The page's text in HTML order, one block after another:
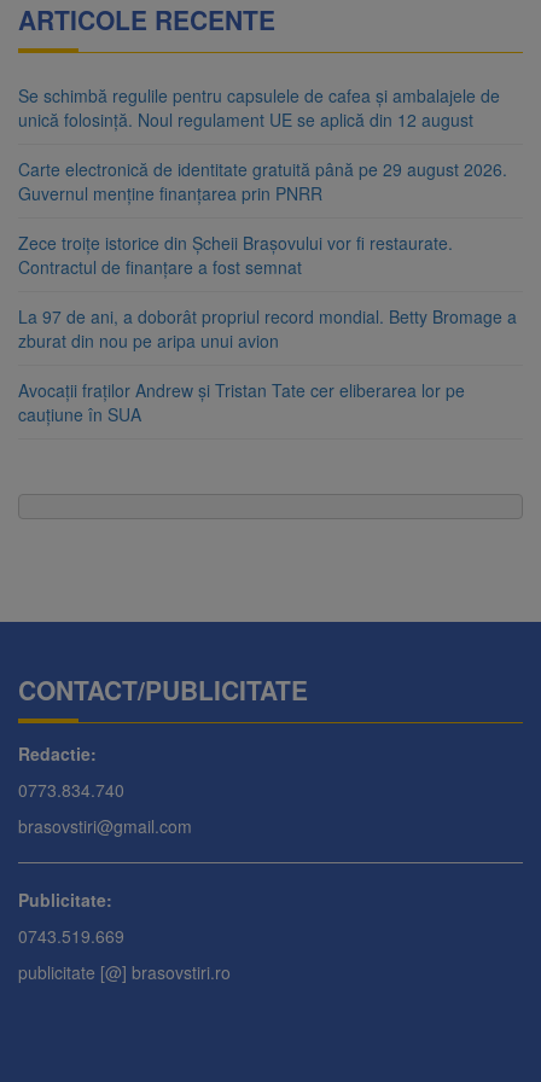
ARTICOLE RECENTE
Se schimbă regulile pentru capsulele de cafea și ambalajele de
unică folosință. Noul regulament UE se aplică din 12 august
Carte electronică de identitate gratuită până pe 29 august 2026.
Guvernul menține finanțarea prin PNRR
Zece troițe istorice din Șcheii Brașovului vor fi restaurate.
Contractul de finanțare a fost semnat
La 97 de ani, a doborât propriul record mondial. Betty Bromage a
zburat din nou pe aripa unui avion
Avocații fraților Andrew și Tristan Tate cer eliberarea lor pe
cauțiune în SUA
CONTACT/PUBLICITATE
Redactie:
0773.834.740
brasovstiri@gmail.com
Publicitate:
0743.519.669
publicitate [@] brasovstiri.ro